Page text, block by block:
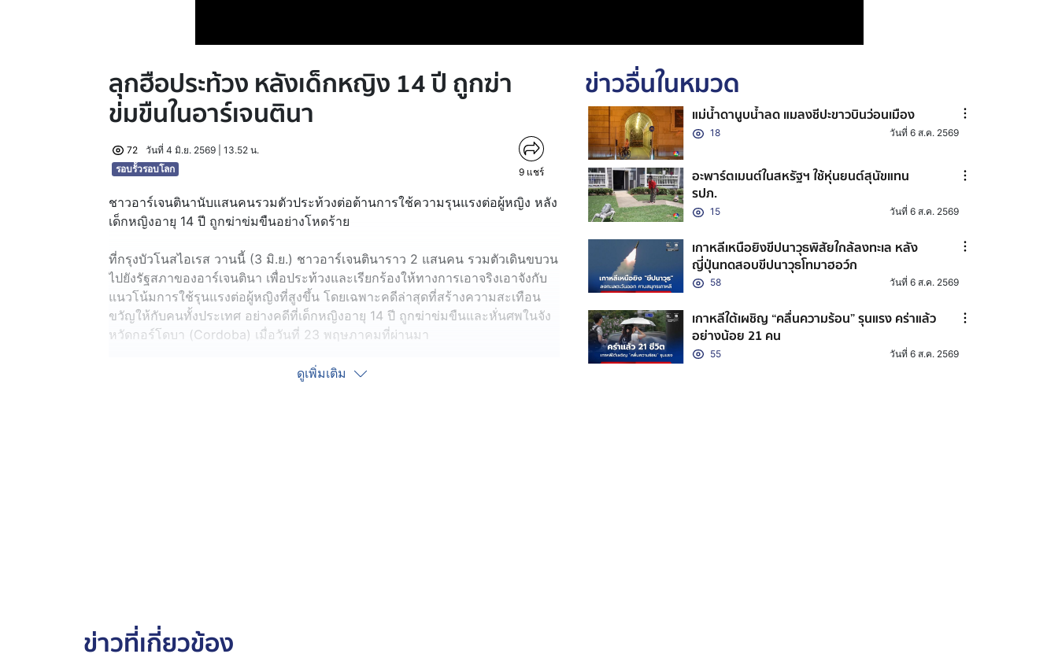
ลุกฮือประท้วง หลังเด็กหญิง 14 ปี ถูกฆ่า
ข่มขืนในอาร์เจนตินา
72
วันที่ 4 มิ.ย. 2569 | 13.52 น.
รอบรั้วรอบโลก
9 แชร์
ชาวอาร์เจนตินานับแสนคนรวมตัวประท้วงต่อต้านการใช้ความรุนแรงต่อผู้หญิง หลัง
เด็กหญิงอายุ 14 ปี ถูกฆ่าข่มขืนอย่างโหดร้าย
ที่กรุงบัวโนสไอเรส วานนี้ (3 มิ.ย.) ชาวอาร์เจนตินาราว 2 แสนคน รวมตัวเดินขบวน
ไปยังรัฐสภาของอาร์เจนตินา เพื่อประท้วงและเรียกร้องให้ทางการเอาจริงเอาจังกับ
แนวโน้มการใช้รุนแรงต่อผู้หญิงที่สูงขึ้น โดยเฉพาะคดีล่าสุดที่สร้างความสะเทือน
ขวัญให้กับคนทั้งประเทศ อย่างคดีที่เด็กหญิงอายุ 14 ปี ถูกฆ่าข่มขืนและหั่นศพในจัง
หวัดกอร์โดบา (Cordoba) เมื่อวันที่ 23 พฤษภาคมที่ผ่านมา
ทั้งนี้ การเดินขบวนประท้วงต่อต้านการใช้ความรุนแรงกับผู้หญิงจัดขึ้นเป็นประจำทุก
ดูเพิ่มเติม
ข่าวอื่นในหมวด
แม่น้ำดานูบน้ำลด แมลงชีปะขาวบินว่อนเมือง
18 วันที่ 6 ส.ค. 2569
อะพาร์ตเมนต์ในสหรัฐฯ ใช้หุ่นยนต์สุนัขแทน
รปภ.
15 วันที่ 6 ส.ค. 2569
เกาหลีเหนือยิงขีปนาวุธพิสัยใกล้ลงทะเล หลัง
ญี่ปุ่นทดสอบขีปนาวุธโทมาฮอว์ก
58 วันที่ 6 ส.ค. 2569
เกาหลีใต้เผชิญ “คลื่นความร้อน” รุนแรง คร่าแล้ว
อย่างน้อย 21 คน
55 วันที่ 6 ส.ค. 2569
ข่าวที่เกี่ยวข้อง